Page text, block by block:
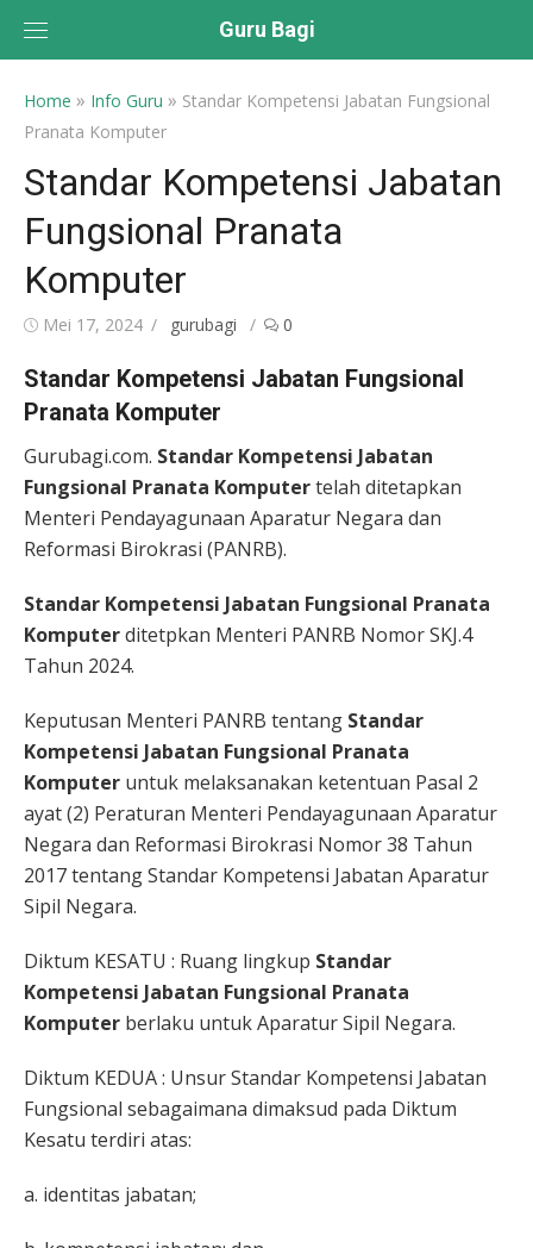
Guru Bagi
Home » Info Guru » Standar Kompetensi Jabatan Fungsional
Pranata Komputer
Standar Kompetensi Jabatan
Fungsional Pranata
Komputer
PostedMei 17, 2024 Author
gurubagi 0
Standar Kompetensi Jabatan Fungsional
Pranata Komputer
Gurubagi.com. Standar Kompetensi Jabatan
Fungsional Pranata Komputertelah ditetapkan
Menteri Pendayagunaan Aparatur Negara dan
Reformasi Birokrasi (PANRB).
Standar Kompetensi Jabatan Fungsional Pranata
Komputerditetpkan Menteri PANRB Nomor SKJ.4
Tahun 2024.
Keputusan Menteri PANRB tentang Standar
Kompetensi Jabatan Fungsional Pranata
Komputer untuk melaksanakan ketentuan Pasal 2
ayat (2) Peraturan Menteri Pendayagunaan Aparatur
Negara dan Reformasi Birokrasi Nomor 38 Tahun
2017 tentang Standar Kompetensi Jabatan Aparatur
Sipil Negara.
Diktum KESATU : Ruang lingkup Standar
Kompetensi Jabatan Fungsional Pranata
Komputer berlaku untuk Aparatur Sipil Negara.
Diktum KEDUA : Unsur Standar Kompetensi Jabatan
Fungsional sebagaimana dimaksud pada Diktum
Kesatu terdiri atas:
a. identitas jabatan;